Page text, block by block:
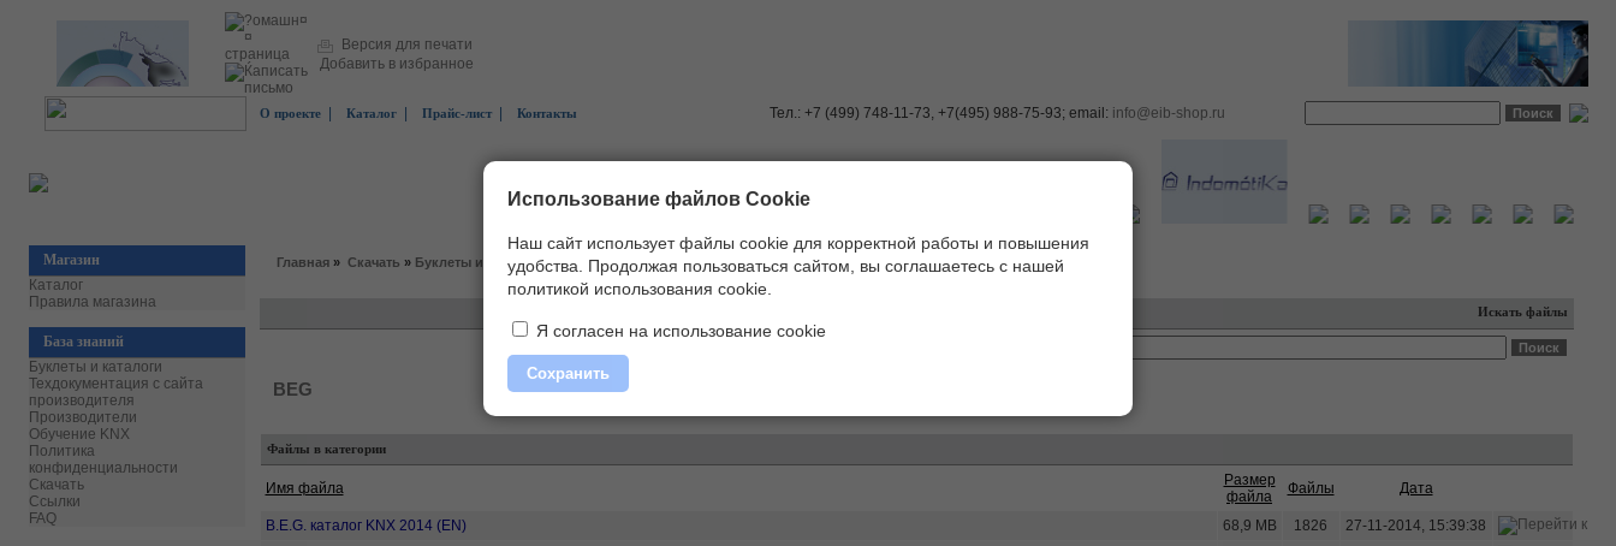
Версия для печати
Добавить в избранное
О проекте| Каталог| Прайс-лист| Контакты Тел.: +7 (499) 748-11-73, +7(495) 988-75-93; email: info@eib-shop.ru
Магазин
Каталог
Правила магазина
База знаний
Буклеты и каталоги
Техдокументация с сайта
производителя
Производители
Обучение KNX
Политика
конфиденциальности
Скачать
Ссылки
FAQ
Главная» Скачать » Буклеты и каталоги»BEG
Искать файлы
BEG
Файлы в категории
Имя файла
Размер
файла
Файлы Дата
B.E.G. каталог KNX 2014 (EN) 68,9 MB 1826
27-11-2014, 15:39:38
Использование файлов Cookie
Наш сайт использует файлы cookie для корректной работы и повышения
удобства. Продолжая пользоваться сайтом, вы соглашаетесь с нашей
политикой использования cookie.
Я согласен на использование cookie
Сохранить